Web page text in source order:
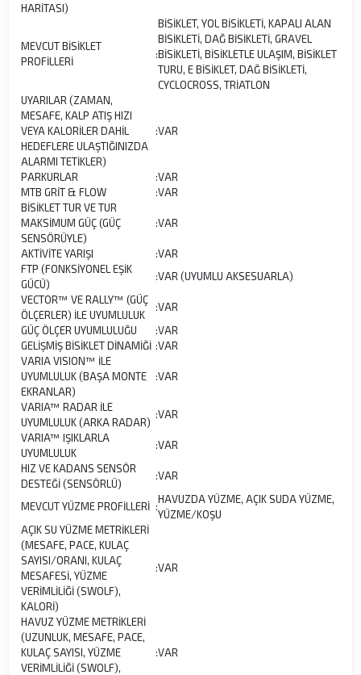
HARİTASI)
MEVCUT BİSİKLET
PROFİLLERİ
:
BİSİKLET, YOL BİSİKLETİ, KAPALI ALAN
BİSİKLETİ, DAĞ BİSİKLETİ, GRAVEL
BİSİKLETİ, BİSİKLETLE ULAŞIM, BİSİKLET
TURU, E BİSİKLET, DAĞ BİSİKLETİ,
CYCLOCROSS, TRİATLON
UYARILAR (ZAMAN,
MESAFE, KALP ATIŞ HIZI
VEYA KALORİLER DAHİL
HEDEFLERE ULAŞTIĞINIZDA
ALARMI TETİKLER)
:VAR
PARKURLAR :VAR
MTB GRİT & FLOW
:VAR
BİSİKLET TUR VE TUR
MAKSİMUM GÜÇ (GÜÇ
SENSÖRÜYLE)
:VAR
AKTİVİTE YARIŞI :VAR
FTP (FONKSİYONEL EŞİK
GÜCÜ)
:VAR (UYUMLU AKSESUARLA)
VECTOR™ VE RALLY™ (GÜÇ
ÖLÇERLER) İLE UYUMLULUK
:VAR
GÜÇ ÖLÇER UYUMLULUĞU
:VAR
GELİŞMİŞ BİSİKLET DİNAMİĞİ :VAR
VARIA VISION™ İLE
UYUMLULUK (BAŞA MONTE
EKRANLAR)
:VAR
VARIA™ RADAR İLE
UYUMLULUK (ARKA RADAR)
:VAR
VARIA™ IŞIKLARLA
UYUMLULUK
:VAR
HIZ VE KADANS SENSÖR
DESTEĞİ (SENSÖRLÜ)
:VAR
MEVCUT YÜZME PROFİLLERİ :
HAVUZDA YÜZME, AÇIK SUDA YÜZME,
YÜZME/KOŞU
AÇIK SU YÜZME METRİKLERİ
(MESAFE, PACE, KULAÇ
SAYISI/ORANI, KULAÇ
MESAFESİ, YÜZME
VERİMLİLİĞİ (SWOLF),
KALORİ)
:VAR
HAVUZ YÜZME METRİKLERİ
(UZUNLUK, MESAFE, PACE,
KULAÇ SAYISI, YÜZME
VERİMLİLİĞİ (SWOLF),
:VAR